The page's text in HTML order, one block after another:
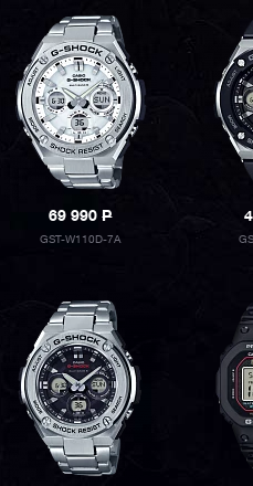
69 990P
GST-W110D-7A